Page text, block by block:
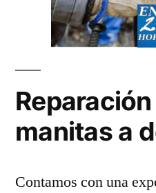
manitas a
Contamos con una